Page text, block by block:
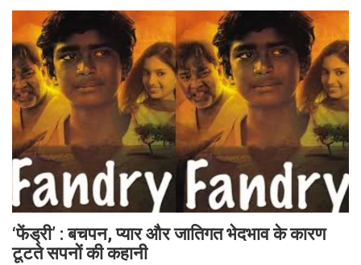
‘फेंड्री’ : बचपन, प्यार और जातिगत भेदभाव के कारण
टूटते सपनों की कहानी